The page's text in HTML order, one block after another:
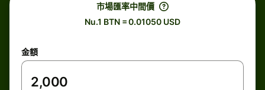
市場匯率中間價
Nu.1 BTN = 0.01050 USD
金額